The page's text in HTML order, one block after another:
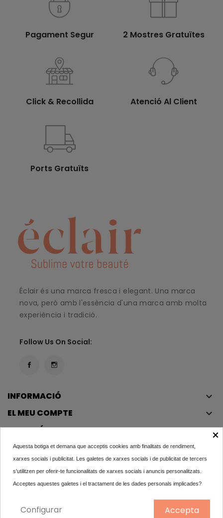
Pagament Segur 2 Mostres Gratuïtes
Click & Recollida Atenció Al Client
Ports Gratuïts
Éclair és una marca fresca i elegant. Una marca
nova, però amb l'essència d'una marca amb molta
experiència i tradició.
Follow Us On Social:
INFORMACIÓ keyboard_arrow_down
EL MEU COMPTE keyboard_arrow_down
ATENCIÓ AL CLIENT keyboard_arrow_down
Copyright © 2023Éclair. Tots els drets reservats.
Condicions Legals
Política De Privadesa I Política De Cookies
×
Aquesta botiga et demana que acceptis cookies amb finalitats de rendiment,
xarxes socials i publicitat. Les galetes de xarxes socials i de publicitat de tercers
s'utilitzen per oferir-te funcionalitats de xarxes socials i anuncis personalitzats.
Acceptes aquestes galetes i el tractament de les dades personals implicades?
Accepta
Configurar